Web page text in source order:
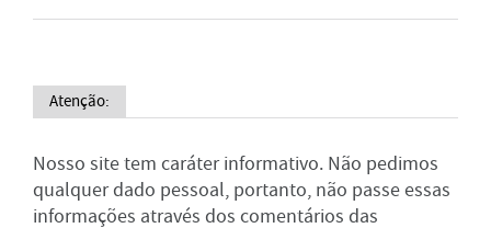
Atenção:
Nosso site tem caráter informativo. Não pedimos
qualquer dado pessoal, portanto, não passe essas
informações através dos comentários das